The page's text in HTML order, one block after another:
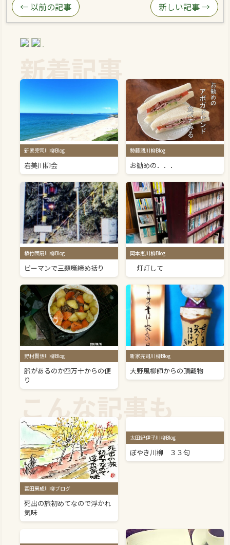
← 以前の記事 新しい記事 →
新着記事
新家完司川柳Blog
岩美川柳会
勢藤潤川柳Blog
お勧めの．．．
植竹団扇川柳Blog
ピーマンで三題噺締め括り
岡本恵川柳Blog
灯灯して
野村賢悟川柳Blog
脈があるのか四万十からの便
り
新家完司川柳Blog
大野風柳師からの頂戴物
こんな記事も
富田房成川柳ブログ
死出の旅初めてなので浮かれ
気味
太田紀伊子川柳Blog
ぼやき川柳 ３３句